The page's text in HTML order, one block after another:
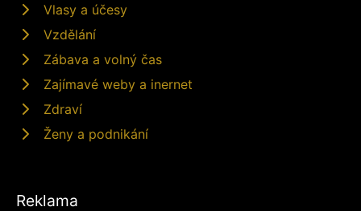
Vlasy a účesy
Vzdělání
Zábava a volný čas
Zajímavé weby a inernet
Zdraví
Ženy a podnikání
Reklama